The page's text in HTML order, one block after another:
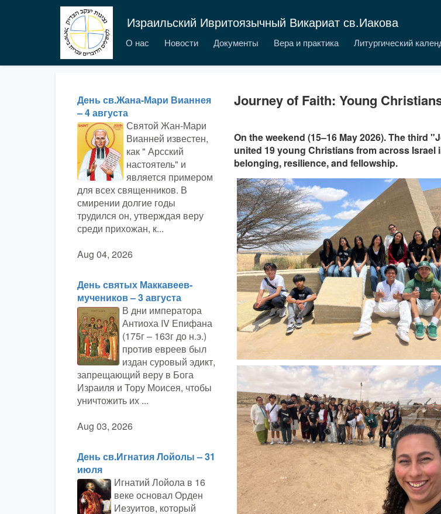
Израильский Ивритоязычный Викариат св.Иакова
О нас Новости Документы Вера и практика Литургический
День св.Жана-Мари Вианнея
– 4 августа
Святой Жан-Мари
Вианней известен,
как " Арсский
настоятель" и
является примером
для всех священников. В
смирении долгие годы
трудился он, утверждая веру
среди прихожан, к...
Aug 04, 2026
День святых Маккавеев-
мучеников – 3 августа
В дни императора
Антиоха IV Епифана
(175г – 163г до н.э.)
против евреев был
издан суровый эдикт,
запрещающий веру в Бога
Израиля и Тору Моисея, чтобы
уничтожить их ...
Aug 03, 2026
День св.Игнатия Лойолы – 31
июля
Игнатий Лойола в 16
веке основал Орден
Иезуитов, который
Journey of Faith: Young
On the weekend (15–16 May 2026). The third
united 19 young Christians from across Israel
belonging, resilience, and fellowship.